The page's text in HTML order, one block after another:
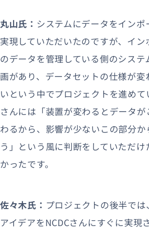
丸山氏： システムにデータをインポ
実現していただいたのですが、イン
のデータを管理している側のシステ
画があり、データセットの仕様が変
いという中でプロジェクトを進めて
さんには「装置が変わるとデータ
わるから、影響が少ないこの部分か
う」という風に判断をしていただ
かったです。
佐々木氏： プロジェクトの後半で
アイデアをNCDCさんにすぐに実現